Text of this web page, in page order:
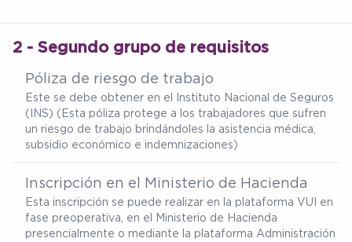
2 - Segundo grupo de requisitos
Póliza de riesgo de trabajo
Este se debe obtener en el Instituto Nacional de Seguros
(INS) (Esta póliza protege a los trabajadores que sufren
un riesgo de trabajo brindándoles la asistencia médica,
subsidio económico e indemnizaciones)
Inscripción en el Ministerio de Hacienda
Esta inscripción se puede realizar en la plataforma VUI en
fase preoperativa, en el Ministerio de Hacienda
presencialmente o mediante la plataforma Administración